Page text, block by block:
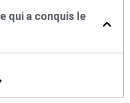
qui a conquis le